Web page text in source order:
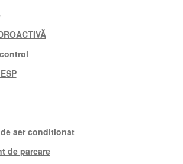
aer conditionat
de parcare